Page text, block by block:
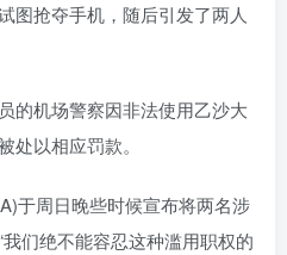
图抢夺手机，随后引发了两人
的机场警察因非法使用乙沙大
处以相应罚款。
于周日晚些时候宣布将两名涉
们绝不能容忍这种滥用职权的